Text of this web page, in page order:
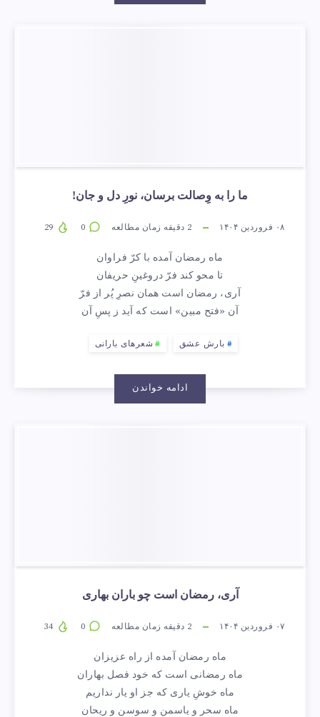
ما را به وِصالت برسان، نورِ دل و جان!
۰۸ فروردین ۱۴۰۴ 2 دقیقه زمان مطالعه 0
ماه رمضان آمده با کرّ فراوان
تا محو کند فرّ دروغینِ حریفان
آری، رمضان است همان نصرِ پُر از فرّ
آن «فتح مبین» است که آید ز پسِ آن
بارش عشق شعرهای بارانی
ادامه خواندن
آری، رمضان است چو باران بهاری
۰۷ فروردین ۱۴۰۴ 2 دقیقه زمان مطالعه 0
34
ماه رمضان آمده از راه عزیزان
ماه رمضانی است که خود فصل بهاران
ماه خوشِ یاری که جز او یار نداریم
ماه سحر و یاسمن و سوسن و ریحان